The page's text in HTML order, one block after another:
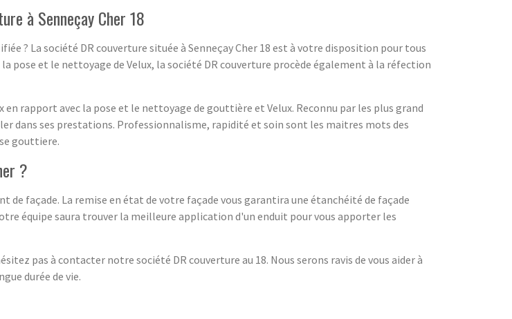
à Senneçay Cher 18
? La société DR couverture située à Senneçay Cher 18 est à votre disposition pour tous
pose et le nettoyage de Velux, la société DR couverture procède également à la réfection
rapport avec la pose et le nettoyage de gouttière et Velux. Reconnu par les plus grand
dans ses prestations. Professionnalisme, rapidité et soin sont les maitres mots des
gouttiere.
?
façade. La remise en état de votre façade vous garantira une étanchéité de façade
équipe saura trouver la meilleure application d'un enduit pour vous apporter les
pas à contacter notre société DR couverture au 18. Nous serons ravis de vous aider à
durée de vie.